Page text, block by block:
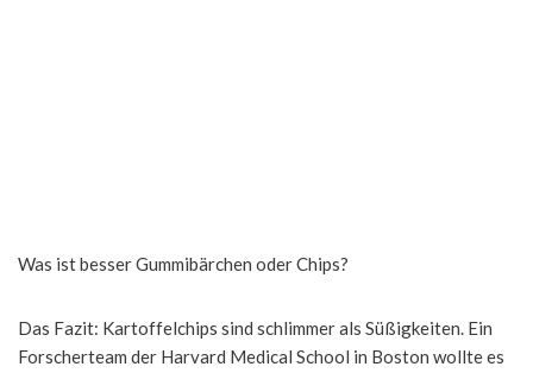
Was ist besser Gummibärchen oder Chips?
Das Fazit: Kartoffelchips sind schlimmer als Süßigkeiten. Ein
Forscherteam der Harvard Medical School in Boston wollte es